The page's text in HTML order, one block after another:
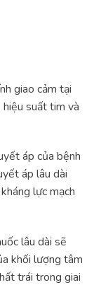
giao cảm tại
suất tim và
áp của bệnh
áp lâu dài
lực mạch
lâu dài sẽ
khối lượng tâm
trái trong giai